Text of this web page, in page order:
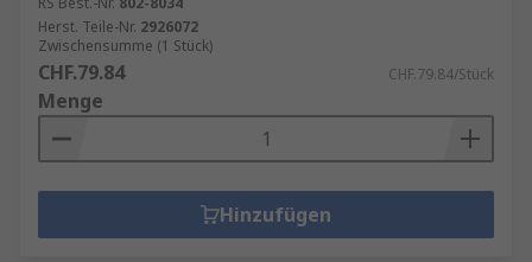
Herst. Teile-Nr. 2926072
Zwischensumme (1 Stück)
CHF.79.84 CHF.79.84/Stück
Menge
Hinzufügen